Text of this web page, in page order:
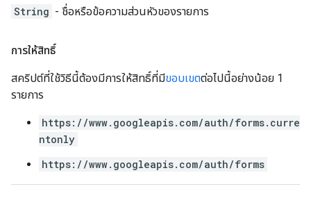
String - ชื่อหรือข้อความส่วนหัวของรายการ
การให้สิทธิ์
สคริปต์ที่ใช้วิธีนี้ต้องมีการให้สิทธิ์ที่มีขอบเขตต่อไปนี้อย่างน้อย 1
รายการ
https://www.googleapis.com/auth/forms.curre
ntonly
https://www.googleapis.com/auth/forms